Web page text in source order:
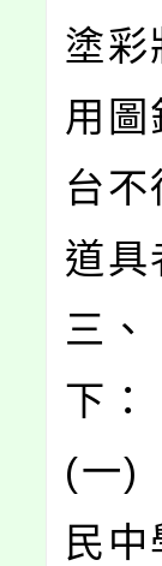
塗彩
用
台
道具
三
下：
(一)
民